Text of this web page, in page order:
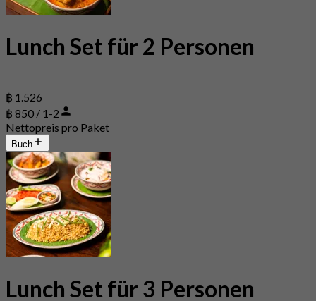
Lunch Set für 2 Personen
฿ 1.526
฿ 850 / 1-2
Nettopreis pro Paket
Buch
Lunch Set für 3 Personen